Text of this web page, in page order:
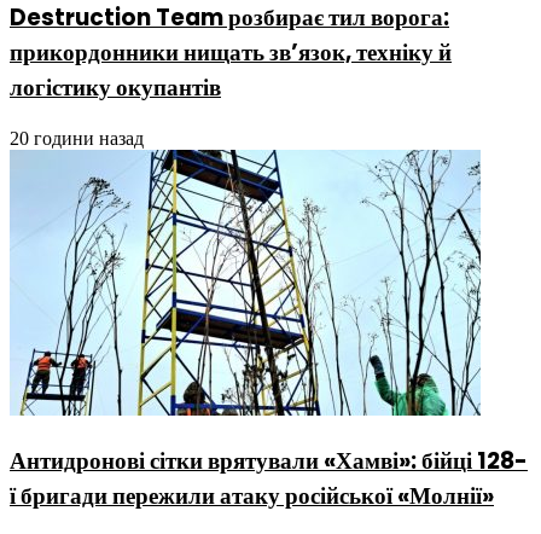
Destruction Team розбирає тил ворога:
прикордонники нищать зв’язок, техніку й
логістику окупантів
20 години назад
Антидронові сітки врятували «Хамві»: бійці 128-
ї бригади пережили атаку російської «Молнії»